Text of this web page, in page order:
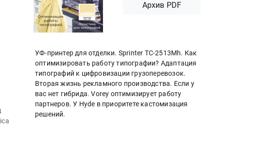
Архив PDF
УФ-принтер для отделки. Sprinter ТС-2513Mh. Как
оптимизировать работу типографии? Адаптация
типографий к цифровизации грузоперевозок.
Вторая жизнь рекламного производства. Если у
вас нет гибрида. Vorey оптимизирует работу
партнеров. У Hyde в приоритете кастомизация
решений.